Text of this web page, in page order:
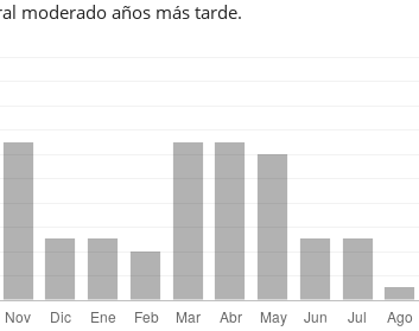
moderado años más tarde.